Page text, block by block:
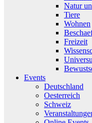
Natur
Tiere
Wohnen
Freizeit
Events
Deutschland
Oesterreich
Schweiz